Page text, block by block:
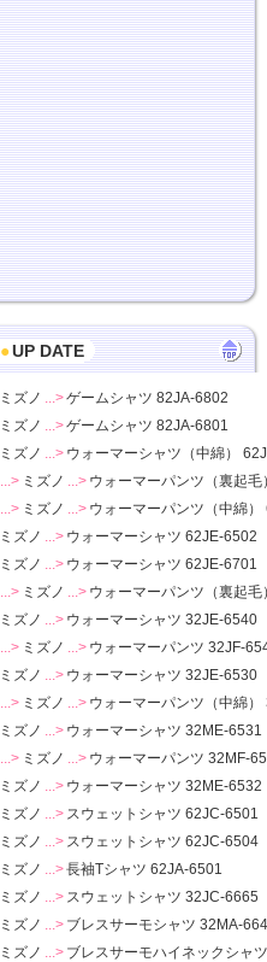
●UP DATE
ミズノ ...>ゲームシャツ 82JA-6802
ミズノ ...>ゲームシャツ 82JA-6801
ミズノ ...> ウォーマーシャツ（中綿）
...> ミズノ ...> ウォーマーパンツ（裏起
...> ミズノ ...> ウォーマーパンツ（中綿
ミズノ ...> ウォーマーシャツ 62JE-6502
ミズノ ...> ウォーマーシャツ 62JE-6701
...> ミズノ ...> ウォーマーパンツ（裏起
ミズノ ...> ウォーマーシャツ 32JE-6540
...> ミズノ ...> ウォーマーパンツ 32JF-
ミズノ ...> ウォーマーシャツ 32JE-6530
...> ミズノ ...> ウォーマーパンツ（中綿
ミズノ ...> ウォーマーシャツ 32ME-6531
...> ミズノ ...> ウォーマーパンツ 32MF-
ミズノ ...> ウォーマーシャツ 32ME-6532
ミズノ ...> スウェットシャツ 62JC-6501
ミズノ ...> スウェットシャツ 62JC-6504
ミズノ ...>長袖Tシャツ 62JA-6501
ミズノ ...> スウェットシャツ 32JC-6665
ミズノ ...> ブレスサーモシャツ 32MA-
ミズノ ...> ブレスサーモハイネックシャ